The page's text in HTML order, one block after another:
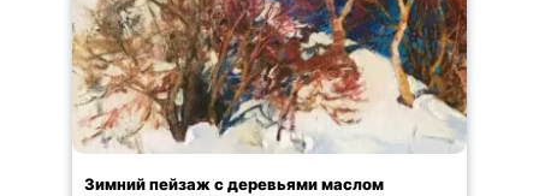
Зимний пейзаж с деревьями маслом